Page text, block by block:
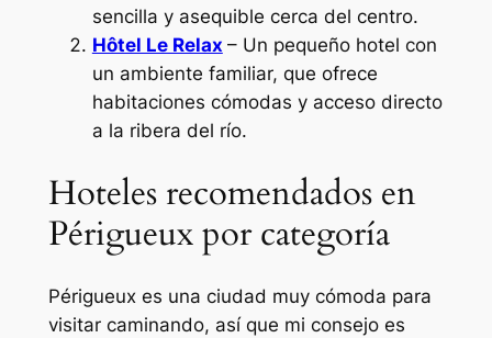
sencilla y asequible cerca del centro.
Hôtel Le Relax – Un pequeño hotel con
un ambiente familiar, que ofrece
habitaciones cómodas y acceso directo
a la ribera del río.
Hoteles recomendados en
Périgueux por categoría
Périgueux es una ciudad muy cómoda para
visitar caminando, así que mi consejo es